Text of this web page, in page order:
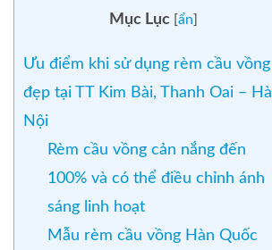
Mục Lục ẩn
Ưu điểm khi sử dụng rèm cầu vồng
đẹp tại TT Kim Bài, Thanh Oai – Hà
Nội
Rèm cầu vồng cản nắng đến
100% và có thể điều chỉnh ánh
sáng linh hoạt
Mẫu rèm cầu vồng Hàn Quốc